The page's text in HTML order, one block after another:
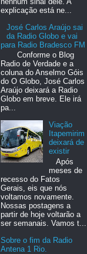
explicação está ne...
José Carlos Araújo sai
da Radio Globo e vai
para Radio Bradesco FM
Conforme o Blog
Radio de Verdade e a
coluna do Anselmo Góis
do O Globo, José Carlos
Araújo deixará a Radio
Globo em breve. Ele irá
pa...
Viação
Itapemirim
deixará de
existir
Após
meses de
recesso do Fatos
Gerais, eis que nós
voltamos novamente.
Nossas postagens a
partir de hoje voltarão a
ser semanais. Vamos t...
Sobre o fim da Radio
Antena 1 Rio.